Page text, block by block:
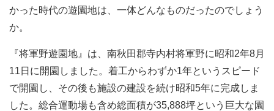
かった時代の遊園地は、一体どんなものだったのでしょう
か。
『将軍野遊園地』は、南秋田郡寺内村将軍野に昭和2年8月
11日に開園しました。着工からわずか1年というスピード
で開園し、その後も施設の建設を続け昭和5年に完成しま
した。総合運動場も含め総面積が35,888坪という巨大な園